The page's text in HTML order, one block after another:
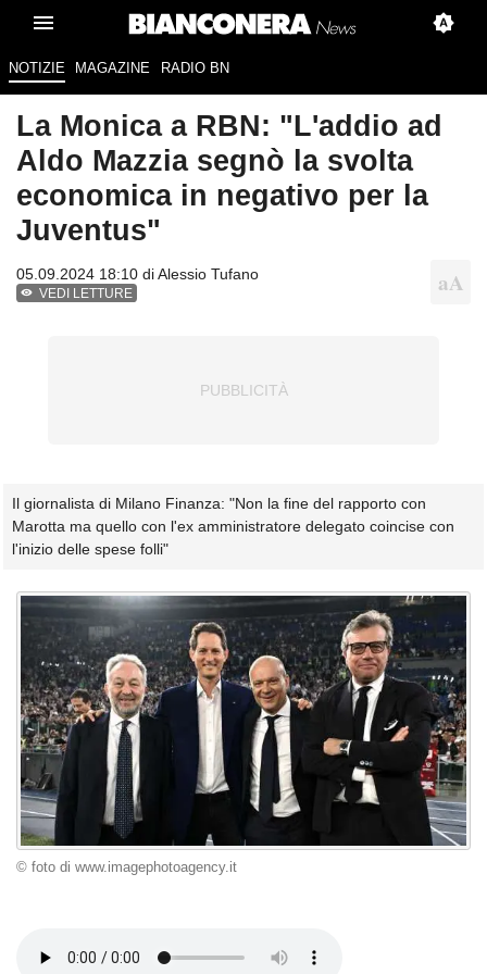
NOTIZIE MAGAZINE RADIO BN
La Monica a RBN: "L'addio ad
Aldo Mazzia segnò la svolta
economica in negativo per la
Juventus"
05.09.2024 18:10 diAlessio Tufano
VEDI LETTURE
Il giornalista di Milano Finanza: "Non la fine del rapporto con
Marotta ma quello con l'ex amministratore delegato coincise con
l'inizio delle spese folli"
© foto di www.imagephotoagency.it